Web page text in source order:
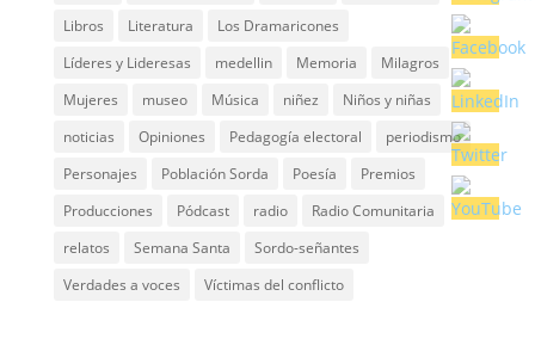
Libros
Literatura
Los Dramaricones
Líderes y Lideresas
medellin Memoria
Milagros
Mujeres
museo Música niñez
Niños y niñas
noticias
Opiniones Pedagogía electoral
periodismo
Personajes
Población Sorda Poesía
Premios
Producciones
Pódcast radio
Radio Comunitaria
relatos
Semana Santa
Sordo-señantes
Verdades a voces
Víctimas del conflicto